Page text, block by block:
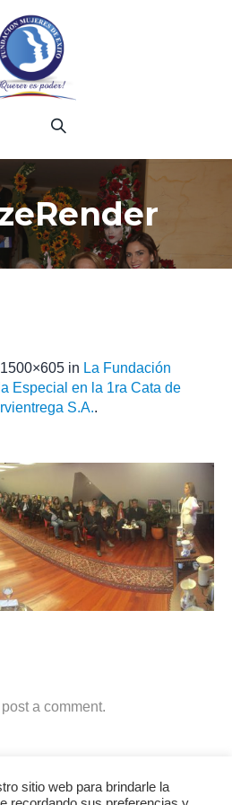
in La Fundación
Especial en la 1ra Cata de
S.A..
a comment.
sitio web para brindarle la